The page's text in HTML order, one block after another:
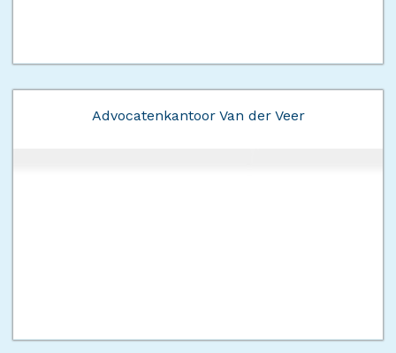
Advocatenkantoor Van der Veer